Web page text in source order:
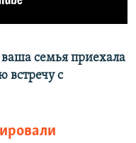
ваша семья приехала
встречу с